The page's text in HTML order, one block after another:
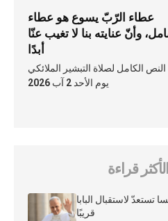
عطاء الرّبّ يسوع هو عطاء
وأنّ عنايته بنا لا تغيب عنّا
أبدًا
النص الكامل لصلاة التبشير الملائكي
يوم الأحد 2 آب 2026
الأكثر قراءة
تستعدّ لاستقبال البابا
قريبًا